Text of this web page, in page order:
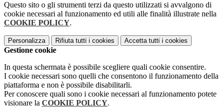
Questo sito o gli strumenti terzi da questo utilizzati si avvalgono di
cookie necessari al funzionamento ed utili alle finalità illustrate nella
COOKIE POLICY.
Personalizza Rifiuta tutti i cookies Accetta tutti i cookies
Gestione cookie
In questa schermata è possibile scegliere quali cookie consentire.
I cookie necessari sono quelli che consentono il funzionamento della
piattaforma e non è possibile disabilitarli.
Per conoscere quali sono i cookie necessari al funzionamento potete
visionare la COOKIE POLICY.